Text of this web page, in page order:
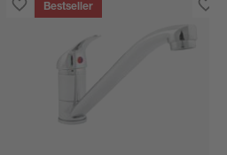
Bestseller